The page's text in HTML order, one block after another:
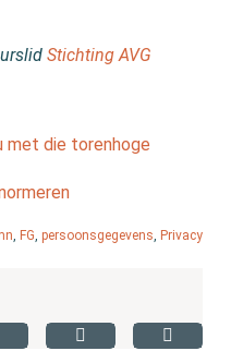
Stichting AVG
met die torenhoge
, FG, persoonsgegevens, Privacy